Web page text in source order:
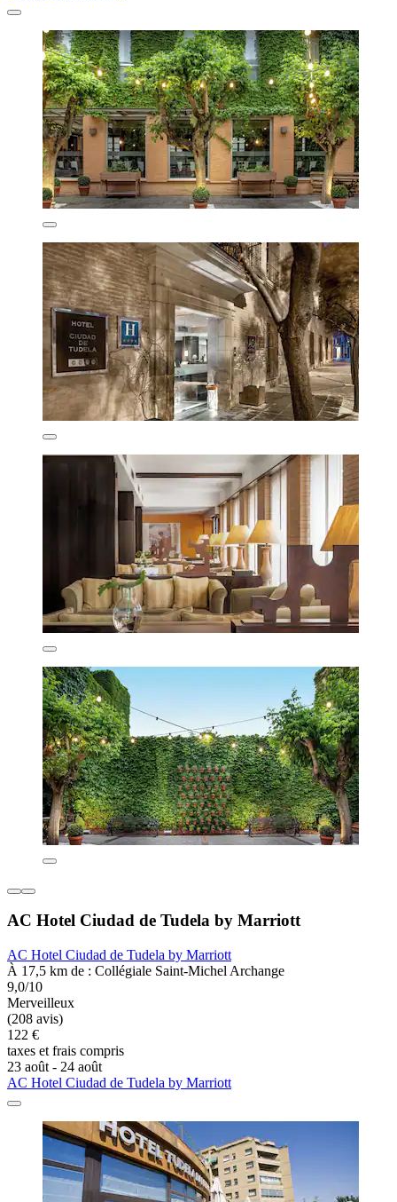
AC Hotel Ciudad de Tudela by Marriott
AC Hotel Ciudad de Tudela by Marriott
À 17,5 km de : Collégiale Saint-Michel Archange
9,0/10
Merveilleux
(208 avis)
122 €
taxes et frais compris
23 août - 24 août
AC Hotel Ciudad de Tudela by Marriott